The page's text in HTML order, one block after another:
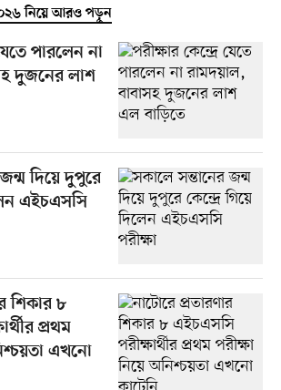
নিয়ে আরও পড়ুন
পারলেন না
দুজনের লাশ
দিয়ে দুপুরে
এইচএসসি
শিকার ৮
প্রথম
এখনো